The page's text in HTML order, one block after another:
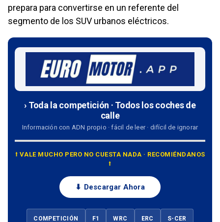
prepara para convertirse en un referente del
segmento de los SUV urbanos eléctricos.
› Toda la competición · Todos los coches de
calle
Información con ADN propio · fácil de leer · difícil de ignorar
⭡ VALE MUCHO PERO NO CUESTA NADA · RECOMIÉNDANOS
⭡
⬇ Descargar Ahora
COMPETICIÓN F1 WRC ERC S-CER